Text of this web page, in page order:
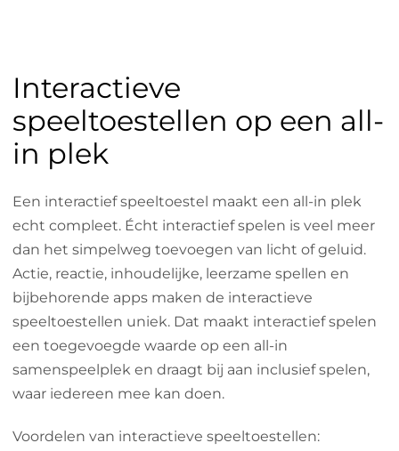
Interactieve
speeltoestellen op een all-
in plek
Een interactief speeltoestel maakt een all-in plek
echt compleet. Écht interactief spelen is veel meer
dan het simpelweg toevoegen van licht of geluid.
Actie, reactie, inhoudelijke, leerzame spellen en
bijbehorende apps maken de interactieve
speeltoestellen uniek. Dat maakt interactief spelen
een toegevoegde waarde op een all-in
samenspeelplek en draagt bij aan inclusief spelen,
waar iedereen mee kan doen.
Voordelen van interactieve speeltoestellen: